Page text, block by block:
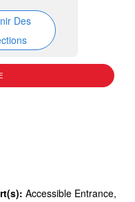
Des
Accessible Entrance,